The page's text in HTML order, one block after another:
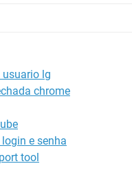
lg
chrome
e senha
tool